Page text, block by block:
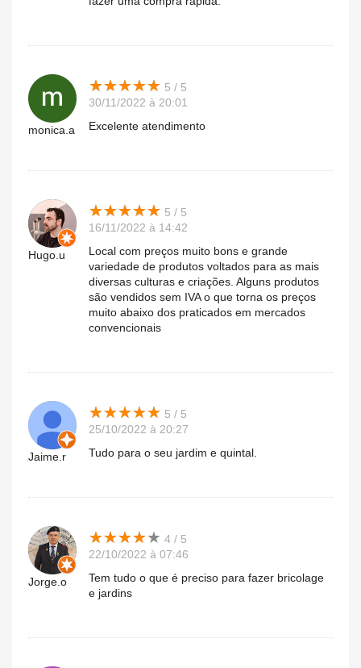
monica.a
★★★★★
★★★★★ 5 / 5
30/11/2022 à 20:01
Excelente atendimento
Hugo.u
★★★★★
★★★★★ 5 / 5
16/11/2022 à 14:42
Local com preços muito bons e grande
variedade de produtos voltados para as mais
diversas culturas e criações. Alguns produtos
são vendidos sem IVA o que torna os preços
muito abaixo dos praticados em mercados
convencionais
Jaime.r
★★★★★
★★★★★ 5 / 5
25/10/2022 à 20:27
Tudo para o seu jardim e quintal.
Jorge.o
★★★★★
★★★★★ 4 / 5
22/10/2022 à 07:46
Tem tudo o que é preciso para fazer bricolage
e jardins